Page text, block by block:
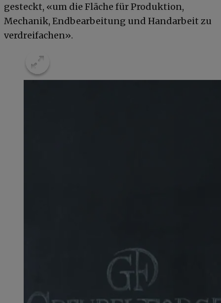
gesteckt, «um die Fläche für Produktion,
Mechanik, Endbearbeitung und Handarbeit zu
verdreifachen».